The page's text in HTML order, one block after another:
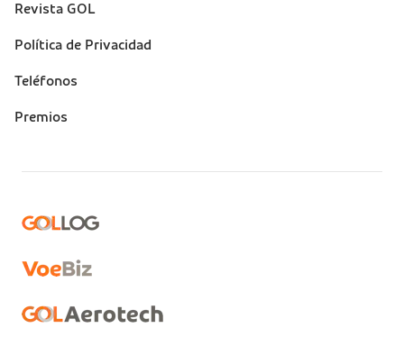
Revista GOL
Política de Privacidad
Teléfonos
Premios